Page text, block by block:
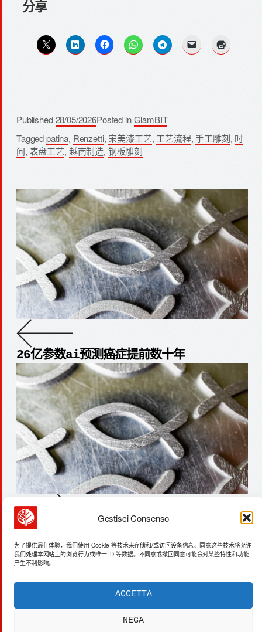
Gestisci Consenso
为了提供最佳体验，我们使用 Cookie 等技术来存储和/或访问设备信息。同意这些技术将允许
我们处理本网站上的浏览行为或唯一 ID 等数据。不同意或撤回同意可能会对某些特性和功能
产生不利影响。
ACCETTA
NEGA
分享
Published28/05/2026Posted inGlamBIT
Taggedpatina, Renzetti, 宋美漆工艺, 工艺流程,手工雕刻, 时
间, 表盘工艺, 越南制造, 钢板雕刻
26亿参数ai预测癌症提前数十年
现代卡：盲测淘汰人工，ai内容生产已达临
界点